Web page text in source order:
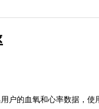
户的血氧和心率数据，使